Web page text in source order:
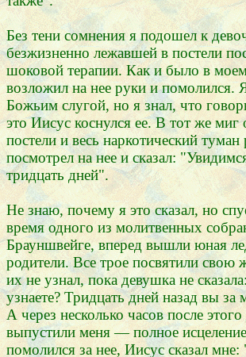
Без тени сомнения я подошел к
безжизненно лежавшей в постели
шоковой терапии. Как и было в
возложил на нее руки и помолился.
Божьим слугой, но я знал, что
это Иисус коснулся ее. В тот же миг
постели и весь наркотический туман
посмотрел на нее и сказал:
тридцать дней".
Не знаю, почему я это сказал, но
время одного из молитвенных
Брауншвейге, вперед вышли юная
родители. Все трое посвятили свою
их не узнал, пока девушка не
узнаете? Тридцать дней назад вы за
А через несколько часов после
выпустили меня — полное
помолился за нее, Иисус сказал